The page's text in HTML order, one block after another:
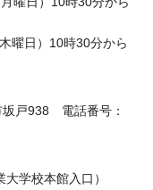
時30分から
938 電話番号：
校本館入口）